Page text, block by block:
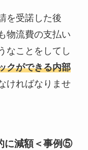
を受諾した後
物流費の支払い
なことをしてし
クができる内部
ければなりませ
に減額＜事例⑤